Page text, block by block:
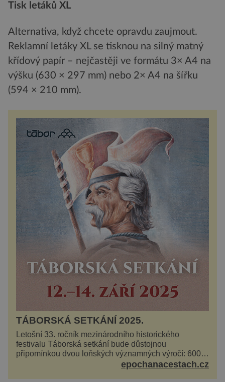
Tisk letáků XL
Alternativa, když chcete opravdu zaujmout.
Reklamní letáky XL se tisknou na silný matný
křídový papír – nejčastěji ve formátu 3× A4 na
výšku (630 × 297 mm) nebo 2× A4 na šířku
(594 × 210 mm).
TÁBORSKÁ SETKÁNÍ 2025.
Letošní 33. ročník mezinárodního historického
festivalu Táborská setkání bude důstojnou
připomínkou dvou loňských významných výročí: 600
let od úmrtí nikdy v poli neporaženého hejtmana Jana
epochanacestach.cz